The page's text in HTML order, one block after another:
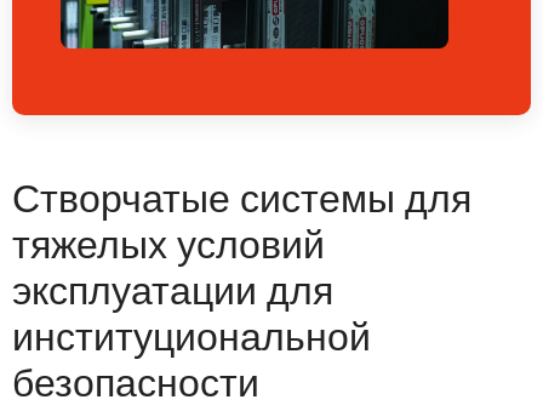
Створчатые системы для
тяжелых условий
эксплуатации для
институциональной
безопасности